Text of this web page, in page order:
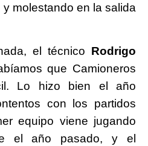
molestando en la salida
el técnico Rodrigo
que Camioneros
Lo hizo bien el año
con los partidos
equipo viene jugando
el año pasado, y el